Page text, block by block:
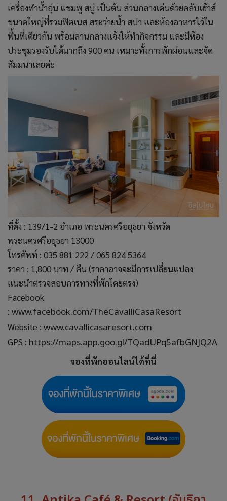
เครื่องทำน้ำอุ่น แชมพู สบู่ เป็นต้น ส่วนกลางเด่นด้วยคลับเฮ้าส์
ขนาดใหญ่ที่รวมฟิตเนส สระว่ายน้ำ สปา และห้องอาหารไว้ใน
พื้นที่เดียวกัน พร้อมลานกลางแจ้งให้ทำกิจกรรม และมีห้อง
ประชุมรองรับได้มากถึง 900 คน เหมาะทั้งการพักผ่อนและจัด
สัมมนาเลยค่ะ
ที่ตั้ง : 139/1-2 อำเภอ พระนครศรีอยุธยา จังหวัด
พระนครศรีอยุธยา 13000
โทรศัพท์ : 035 881 222 / 065 824 5364
ราคา : 1,800 บาท / คืน (ราคาอาจจะมีการเปลี่ยนแปลง
แนะนำตรวจสอบการทางที่พักโดยตรง)
Facebook
: www.facebook.com/TheCavalliCasaResort
Website : www.cavallicasaresort.com
GPS : https://maps.app.goo.gl/TQadUPq5afbGNJQ2A
จองที่พักออนไลน์ได้ที่นี่